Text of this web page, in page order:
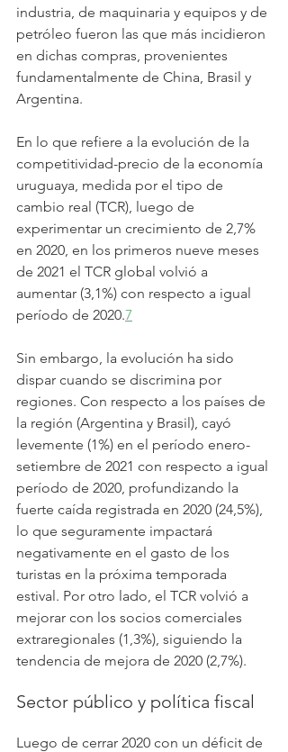
industria, de maquinaria y equipos y de
petróleo fueron las que más incidieron
en dichas compras, provenientes
fundamentalmente de China, Brasil y
Argentina.
En lo que refiere a la evolución de la
competitividad-precio de la economía
uruguaya, medida por el tipo de
cambio real (TCR), luego de
experimentar un crecimiento de 2,7%
en 2020, en los primeros nueve meses
de 2021 el TCR global volvió a
aumentar (3,1%) con respecto a igual
período de 2020.7
Sin embargo, la evolución ha sido
dispar cuando se discrimina por
regiones. Con respecto a los países de
la región (Argentina y Brasil), cayó
levemente (1%) en el período enero-
setiembre de 2021 con respecto a igual
período de 2020, profundizando la
fuerte caída registrada en 2020 (24,5%),
lo que seguramente impactará
negativamente en el gasto de los
turistas en la próxima temporada
estival. Por otro lado, el TCR volvió a
mejorar con los socios comerciales
extraregionales (1,3%), siguiendo la
tendencia de mejora de 2020 (2,7%).
Sector público y política fiscal
Luego de cerrar 2020 con un déficit de